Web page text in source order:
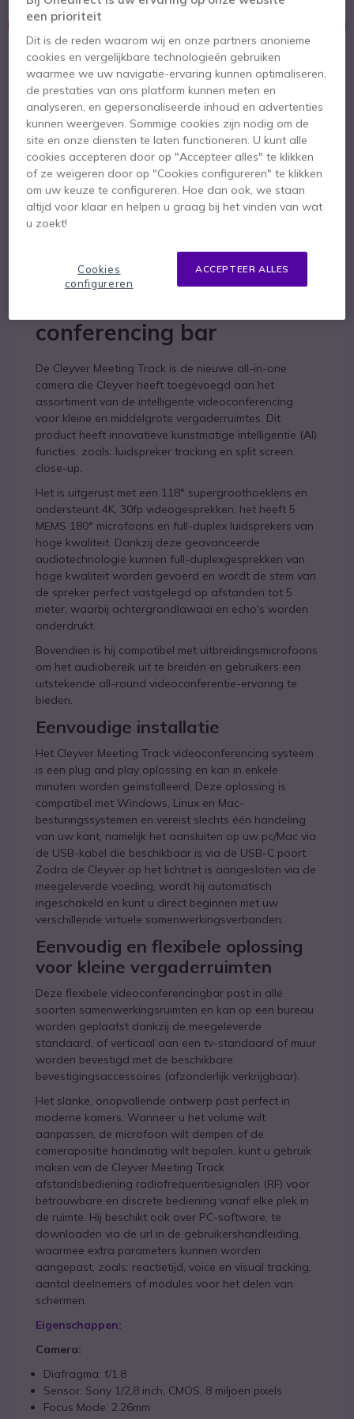
Dit product wordt niet meer geproduceerd.
Om u van dienst te zijn bieden wij vergelijkbare producten aan
Bekijk alternatieven
Productbeschrijving
Professionele kwaliteit
conferencing bar
De Cleyver Meeting Track is de nieuwe all-in-one
camera die Cleyver heeft toegevoegd aan het
assortiment van de intelligente videoconferencing
voor kleine en middelgrote vergaderruimtes. Dit
product heeft innovatieve kunstmatige intelligentie (AI)
functies, zoals: luidspreker tracking en split screen
close-up.
Het is uitgerust met een 118° supergroothoeklens en
ondersteunt 4K, 30fp videogesprekken; het heeft 5
MEMS 180° microfoons en full-duplex luidsprekers van
hoge kwaliteit. Dankzij deze geavanceerde
audiotechnologie kunnen full-duplexgesprekken van
hoge kwaliteit worden gevoerd en wordt de stem van
de spreker perfect vastgelegd op afstanden tot 5
meter, waarbij achtergrondlawaai en echo's worden
onderdrukt.
Bovendien is hij compatibel met uitbreidingsmicrofoons
om het audiobereik uit te breiden en gebruikers een
uitstekende all-round videoconferentie-ervaring te
bieden.
Eenvoudige installatie
Het Cleyver Meeting Track videoconferencing systeem
is een plug and play oplossing en kan in enkele
minuten worden geïnstalleerd. Deze oplossing is
compatibel met Windows, Linux en Mac-
besturingssystemen en vereist slechts één handeling
van uw kant, namelijk het aansluiten op uw pc/Mac via
de USB-kabel die beschikbaar is via de USB-C poort.
Zodra de Cleyver op het lichtnet is aangesloten via de
meegeleverde voeding, wordt hij automatisch
ingeschakeld en kunt u direct beginnen met uw
verschillende virtuele samenwerkingsverbanden.
Eenvoudig en flexibele oplossing
voor kleine vergaderruimten
Deze flexibele videoconferencingbar past in alle
soorten samenwerkingsruimten en kan op een bureau
worden geplaatst dankzij de meegeleverde
standaard, of verticaal aan een tv-standaard of muur
worden bevestigd met de beschikbare
bevestigingsaccessoires (afzonderlijk verkrijgbaar).
Het slanke, onopvallende ontwerp past perfect in
moderne kamers. Wanneer u het volume wilt
aanpassen, de microfoon wilt dempen of de
camerapositie handmatig wilt bepalen, kunt u gebruik
maken van de Cleyver Meeting Track
afstandsbediening radiofrequentiesignalen (RF) voor
betrouwbare en discrete bediening vanaf elke plek in
de ruimte. Hij beschikt ook over PC-software, te
downloaden via de url in de gebruikershandleiding,
waarmee extra parameters kunnen worden
aangepast, zoals: reactietijd, voice en visual tracking,
aantal deelnemers of modules voor het delen van
schermen.
Eigenschappen:
Camera:
Diafragma: f/1.8
Sensor: Sony 1/2,8 inch, CMOS, 8 miljoen pixels
Focus Mode: 2.26mm
een prioriteit
Dit is de reden waarom wij en onze partners anonieme
cookies en vergelijkbare technologieën gebruiken
waarmee we uw navigatie-ervaring kunnen optimaliseren,
de prestaties van ons platform kunnen meten en
analyseren, en gepersonaliseerde inhoud en advertenties
kunnen weergeven. Sommige cookies zijn nodig om de
site en onze diensten te laten functioneren. U kunt alle
cookies accepteren door op "Accepteer alles" te klikken
of ze weigeren door op "Cookies configureren" te klikken
om uw keuze te configureren. Hoe dan ook, we staan
altijd voor klaar en helpen u graag bij het vinden van wat
u zoekt!
ACCEPTEER ALLES
Cookies
configureren